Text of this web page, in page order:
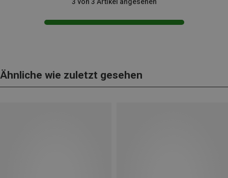
3 von 3 Artikel angesehen
Ähnliche wie zuletzt gesehen